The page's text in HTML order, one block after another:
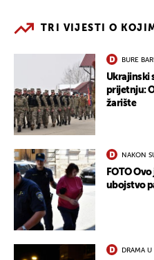
TRI VIJESTI O
BURE
Ukrajinski
prijetnju:
žarište
NAKON
FOTO
ubojstvo
DRAMA U